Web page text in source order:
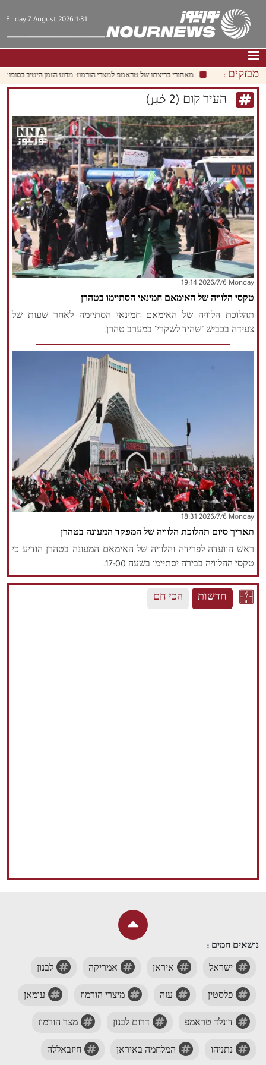
Friday 7 August 2026 1:31
דף הבית |צור קשר| אודות
חדשות
תרבות וחברה
כלכלה
פוליטיקה
מולטימדיה
|فارسي|
English
|العربيه|
|עברית русский | 中文
הזכויות שמורות נור ניוז
מבזקים : מאחורי בריצתו של טראמפ למצרי הורמוז: מדוע הזמן היטיב בסופו של
העיר קום (2 خبر)
‫‫Monday‬‬ 2026/7/6 19:14
טקסי הלוויה של האימאם חמינאי הסתיימו בטהרן
תהלוכת הלוויה של האימאם חמינאי הסתיימה לאחר שעות של
צעידה בכביש "שהיד לשקרי" במערב טהרן.
‫‫Monday‬‬ 2026/7/6 18:31
תאריך סיום תהלוכת הלוויה של המפקד המעונה בטהרן
ראש הוועדה לפרידה והלוויה של האימאם המעונה בטהרן הודיע כי
טקסי ההלוויה בבירה יסתיימו בשעה 17:00.
חדשות הכי חם
נושאים חמים :
ישראל איראן אמריקה לבנון
פלסטין עזה מיצרי הורמוז עומאן
דונלד טראמפ דרום לבנון מצר הורמוז
נתניהו המלחמה באיראן חיזבאללה